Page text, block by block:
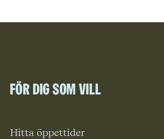
För dig som vill
Hitta öppettider